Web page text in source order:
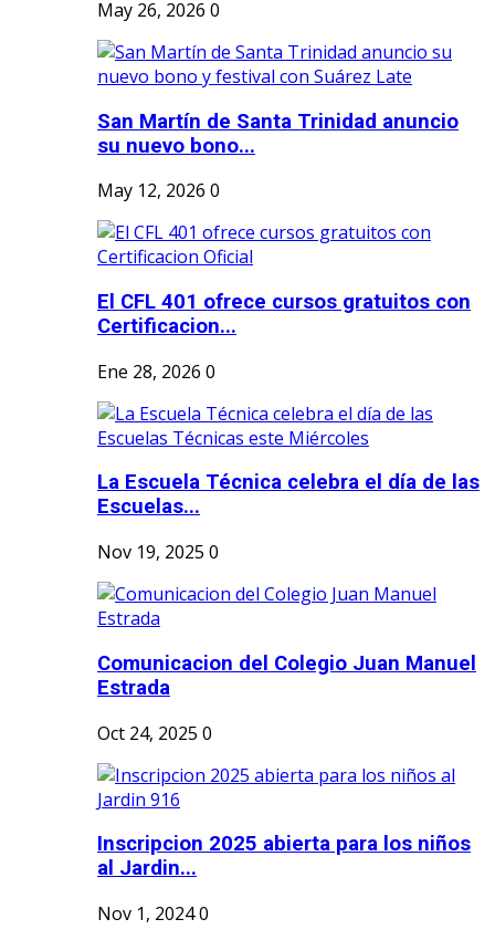
May 26, 2026 0
San Martín de Santa Trinidad anuncio
su nuevo bono...
May 12, 2026 0
El CFL 401 ofrece cursos gratuitos con
Certificacion...
Ene 28, 2026 0
La Escuela Técnica celebra el día de las
Escuelas...
Nov 19, 2025 0
Comunicacion del Colegio Juan Manuel
Estrada
Oct 24, 2025 0
Inscripcion 2025 abierta para los niños
al Jardin...
Nov 1, 20240